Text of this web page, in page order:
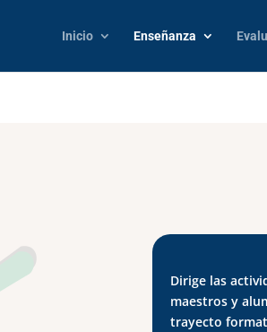
Inicio Enseñanza
Dirige las
maestros y
trayecto